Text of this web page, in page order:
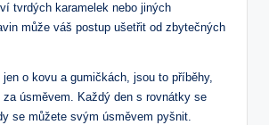
tvrdých karamelek nebo jiných
může váš postup ušetřit od zbytečných
jen o kovu a gumičkách, jsou to příběhy,
úsměvem. Každý den s rovnátky se
se můžete svým úsměvem pyšnit.